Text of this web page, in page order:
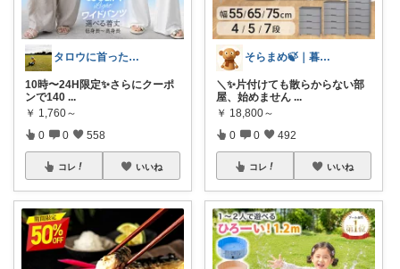
タロウに首ったけ🌞朝コレ
10時〜24H限定✨さらにクーポ
ンで140 ...
￥ 1,760～
0 0 558
コレ いいね
そらまめ🍃｜暮らしの便利グッズ
＼✨片付けても散らからない部
屋、始めません ...
￥ 18,800～
0 0 492
コレ いいね